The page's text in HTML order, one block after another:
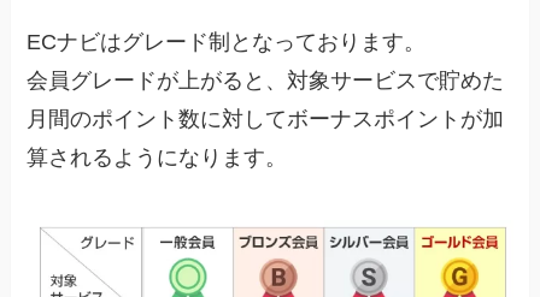
ECナビはグレード制となっております。
会員グレードが上がると、対象サービスで貯めた
月間のポイント数に対してボーナスポイントが加
算されるようになります。